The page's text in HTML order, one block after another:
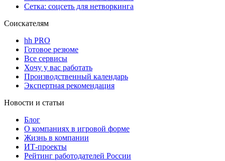
Сетка: соцсеть для нетворкинга
Соискателям
hh PRO
Готовое резюме
Все сервисы
Хочу у вас работать
Производственный календарь
Экспертная рекомендация
Новости и статьи
Блог
О компаниях в игровой форме
Жизнь в компании
ИТ-проекты
Рейтинг работодателей России